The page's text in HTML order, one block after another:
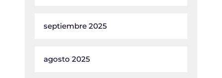
septiembre 2025
agosto 2025